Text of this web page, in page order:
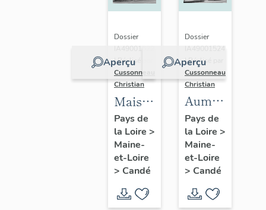
Aperçu
Dossier
IA49001522
| Réalisé par
Cussonneau
Christian
Maison,
4 à 8
rue
André-
Bru
Pays de
la Loire >
Maine-
et-Loire
> Candé
Aperçu
Dossier
IA49001524
| Réalisé par
Cussonneau
Christian
Aumônerie
Saint-
Jean,
hôpital
Saint-
Joseph,
2-4
Pays de
la Loire >
Maine-
et-Loire
> Candé